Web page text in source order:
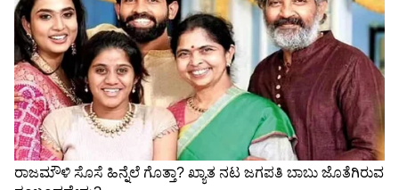
ಮನುಷ್ಯಳೇ ಅಲ್ಲದ ಸುಂದರಿ
ಜೊತೆ ಮಾಡಬಾರದ್ದೆಲ್ಲಾ ಮಾಡಿ 2
ಲಕ್ಷ ಕಳಕೊಂಡ ಬೆಂಗಳೂರು
ಯುವಕ
ಒಂದು ತಿಂಗಳು ವೆಬ್ ಸೀರಿಸ್
ನೋಡಿ ಪತ್ನಿ ಹತ್ಯೆ, ₹12 ಲಕ್ಷ ಜೊತೆ
ಪರಾರಿಯಾದ ಪತಿ ಅರೆಸ್ಟ್ ಆಗಿದ್ದು
ಹೇಗೆ?